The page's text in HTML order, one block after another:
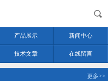
产品展示 新闻中心
技术文章 在线留言
更多>>